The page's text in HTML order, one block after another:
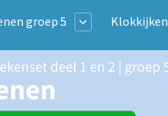
groep 5 Klokkijken